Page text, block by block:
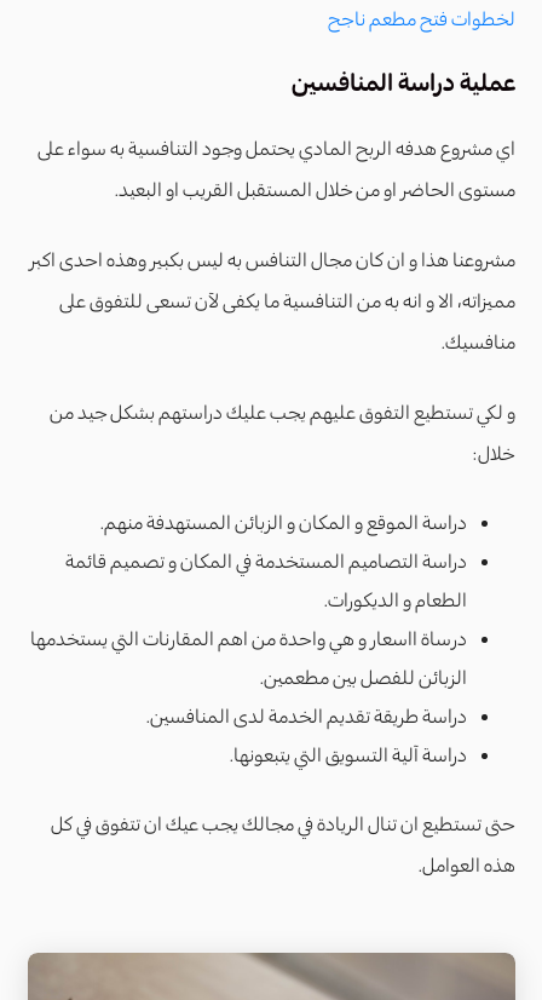
لخطوات فتح مطعم ناجح
عملية دراسة المنافسين
اي مشروع هدفه الربح المادي يحتمل وجود التنافسية به سواء على
مستوى الحاضر او من خلال المستقبل القريب او البعيد.
مشروعنا هذا و ان كان مجال التنافس به ليس بكبير وهذه احدى اكبر
مميزاته، الا و انه به من التنافسية ما يكفى لآن تسعى للتفوق على
منافسيك.
و لكي تستطيع التفوق عليهم يجب عليك دراستهم بشكل جيد من
خلال:
دراسة الموقع و المكان و الزبائن المستهدفة منهم.
دراسة التصاميم المستخدمة في المكان و تصميم قائمة
الطعام و الديكورات.
درساة ااسعار و هي واحدة من اهم المقارنات التي يستخدمها
الزبائن للفصل بين مطعمين.
دراسة طريقة تقديم الخدمة لدى المنافسين.
دراسة آلية التسويق التي يتبعونها.
حتى تستطيع ان تنال الريادة في مجالك يجب عيك ان تتفوق في كل
هذه العوامل.